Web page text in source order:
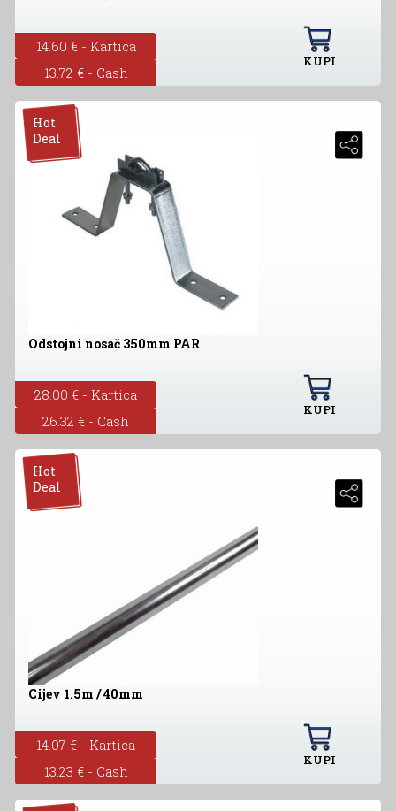
14.60 € - Kartica
13.72 € - Cash
KUPI
Hot
Deal
Odstojni nosač 350mm PAR
28.00 € - Kartica
26.32 € - Cash
KUPI
Hot
Deal
Cijev 1.5m / 40mm
14.07 € - Kartica
13.23 € - Cash
KUPI